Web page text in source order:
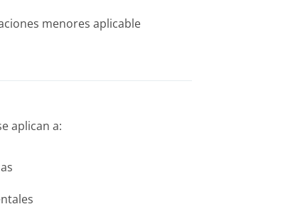
menores aplicable
aplican a: